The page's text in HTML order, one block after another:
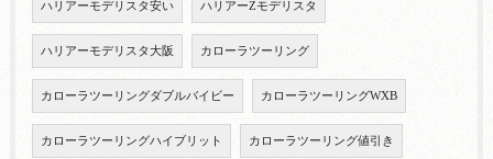
ハリアーモデリスタ安い ハリアーZモデリスタ
ハリアーモデリスタ大阪 カローラツーリング
カローラツーリングダブルバイビー カローラツーリングWXB
カローラツーリングハイブリット カローラツーリング値引き